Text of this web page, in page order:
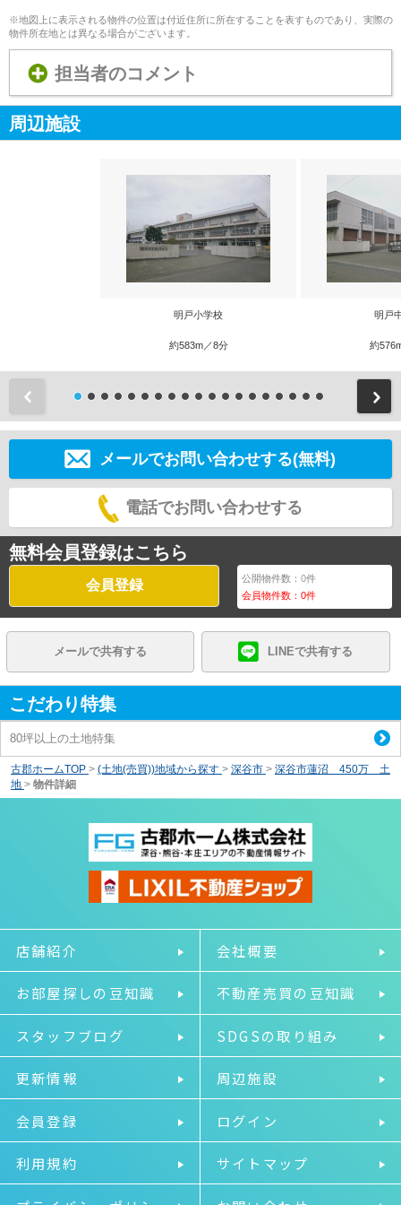
※地図上に表示される物件の位置は付近住所に所在することを表すものであり、実際の
物件所在地とは異なる場合がございます。
担当者のコメント
周辺施設
明戸小学校
約583m／8分
明戸
約
メールでお問い合わせする(無料)
電話でお問い合わせする
無料会員登録はこちら
会員登録 公開物件数：0件
会員物件数：0件
メールで共有する LINEで共有する
こだわり特集
80坪以上の土地特集
古郡ホームTOP > (土地(売買))地域から探す > 深谷市 > 深谷市蓮沼 450万 土
地 > 物件詳細
店舗紹介 会社概要
お部屋探しの豆知識 不動産売買の豆知識
スタッフブログ SDGSの取り組み
更新情報 周辺施設
会員登録 ログイン
利用規約 サイトマップ